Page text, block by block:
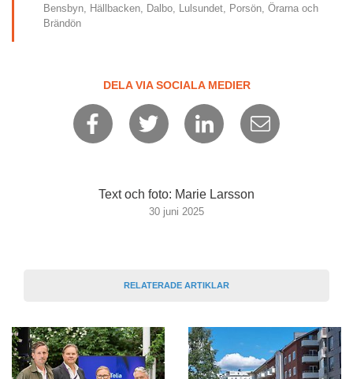
Bensbyn, Hällbacken, Dalbo, Lulsundet, Porsön, Örarna och
Brändön
DELA VIA SOCIALA MEDIER
Text och foto: Marie Larsson
30 juni 2025
RELATERADE ARTIKLAR